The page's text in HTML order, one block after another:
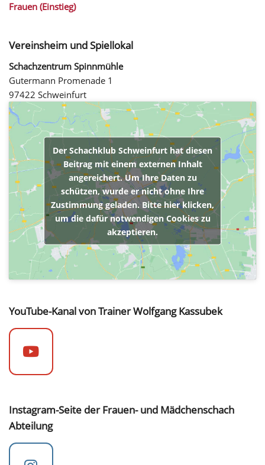
Frauen (Einstieg)
Vereinsheim und Spiellokal
Schachzentrum Spinnmühle
Gutermann Promenade 1
97422 Schweinfurt
Der Schachklub Schweinfurt hat diesen
Beitrag mit einem externen Inhalt
angereichert. Um Ihre Daten zu
schützen, wurde er nicht ohne Ihre
Zustimmung geladen. Bitte hier klicken,
um die dafür notwendigen Cookies zu
akzeptieren.
YouTube-Kanal von Trainer Wolfgang Kassubek
Instagram-Seite der Frauen- und Mädchenschach
Abteilung